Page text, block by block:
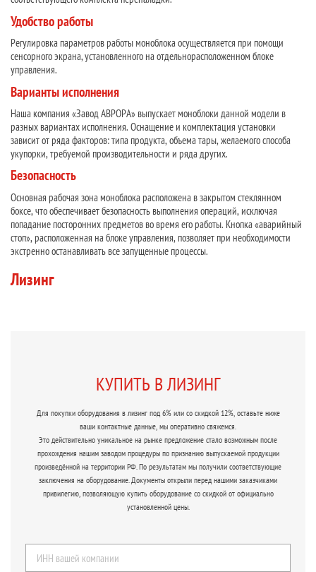
Удобство работы
Регулировка параметров работы моноблока осуществляется при помощи
сенсорного экрана, установленного на отдельнорасположенном блоке
управления.
Варианты исполнения
Наша компания «Завод АВРОРА» выпускает моноблоки данной модели в
разных вариантах исполнения. Оснащение и комплектация установки
зависит от ряда факторов: типа продукта, объема тары, желаемого способа
укупорки, требуемой производительности и ряда других.
Безопасность
Основная рабочая зона моноблока расположена в закрытом стеклянном
боксе, что обеспечивает безопасность выполнения операций, исключая
попадание посторонних предметов во время его работы. Кнопка «аварийный
стоп», расположенная на блоке управления, позволяет при необходимости
экстренно останавливать все запущенные процессы.
Лизинг
КУПИТЬ В ЛИЗИНГ
Для покупки оборудования в лизинг под 6% или со скидкой 12%, оставьте ниже
ваши контактные данные, мы оперативно свяжемся.
Это действительно уникальное на рынке предложение стало возможным после
прохождения нашим заводом процедуры по признанию выпускаемой продукции
произведённой на территории РФ. По результатам мы получили соответствующие
заключения на оборудование. Документы открыли перед нашими заказчиками
привилегию, позволяющую купить оборудование со скидкой от официально
установленной цены.